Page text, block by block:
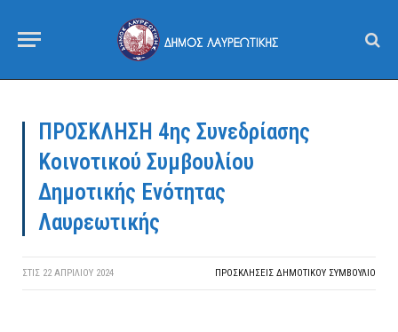
ΠΡΟΣΚΛΗΣΗ 4ης Συνεδρίασης
Κοινοτικού Συμβουλίου
Δημοτικής Ενότητας
Λαυρεωτικής
ΣΤΙΣ 22 ΑΠΡΙΛΊΟΥ 2024 ΠΡΟΣΚΛΉΣΕΙΣ ΔΗΜΟΤΙΚΟΎ ΣΥΜΒΟΎΛΙΟ